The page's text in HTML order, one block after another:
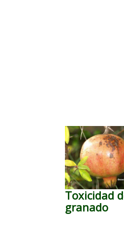
Toxicidad
granado